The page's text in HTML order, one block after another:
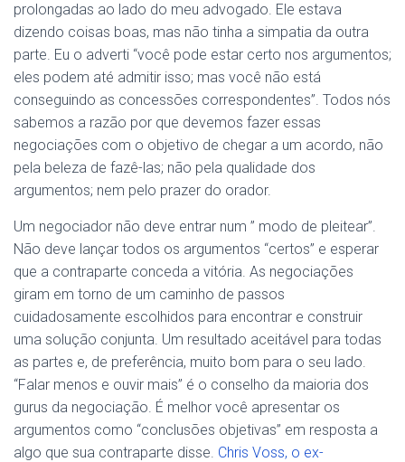
prolongadas ao lado do meu advogado. Ele estava
dizendo coisas boas, mas não tinha a simpatia da outra
parte. Eu o adverti “você pode estar certo nos argumentos;
eles podem até admitir isso; mas você não está
conseguindo as concessões correspondentes”. Todos nós
sabemos a razão por que devemos fazer essas
negociações com o objetivo de chegar a um acordo, não
pela beleza de fazê-las; não pela qualidade dos
argumentos; nem pelo prazer do orador.
Um negociador não deve entrar num ” modo de pleitear”.
Não deve lançar todos os argumentos “certos” e esperar
que a contraparte conceda a vitória. As negociações
giram em torno de um caminho de passos
cuidadosamente escolhidos para encontrar e construir
uma solução conjunta. Um resultado aceitável para todas
as partes e, de preferência, muito bom para o seu lado.
“Falar menos e ouvir mais” é o conselho da maioria dos
gurus da negociação. É melhor você apresentar os
argumentos como “conclusões objetivas” em resposta a
algo que sua contraparte disse. Chris Voss, o ex-